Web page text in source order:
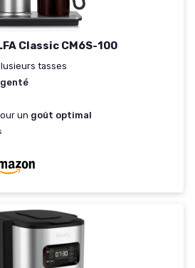
Classic CM6S-100
tasses
un goût optimal